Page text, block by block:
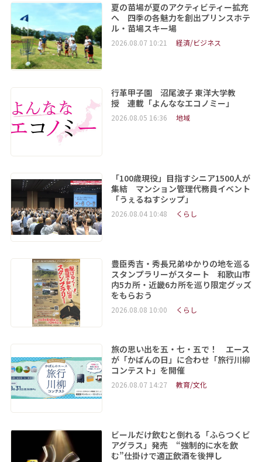
夏の苗場が夏のアクティビティー拡充
へ 四季の各魅力を創出プリンスホテ
ル・苗場スキー場
2026.08.07 10:21 経済/ビジネス
行革甲子園 沼尾波子 東洋大学教
授 連載「よんななエコノミー」
2026.08.05 16:36 地域
「100歳現役」目指すシニア1500人が
集結 マンション管理代務員イベント
「うぇるねすシップ」
2026.08.04 10:48 くらし
豊臣秀吉・秀長兄弟ゆかりの地を巡る
スタンプラリーがスタート 和歌山市
内5カ所・近畿6カ所を巡り限定グッズ
をもらおう
2026.08.08 10:00 くらし
旅の思い出を五・七・五で！ エース
が「かばんの日」に合わせ「旅行川柳
コンテスト」を開催
2026.08.07 14:27 教育/文化
ビールだけ飲むと倒れる「ふらつくビ
アグラス」発売 “強制的に水を飲
む”仕掛けで適正飲酒を後押し